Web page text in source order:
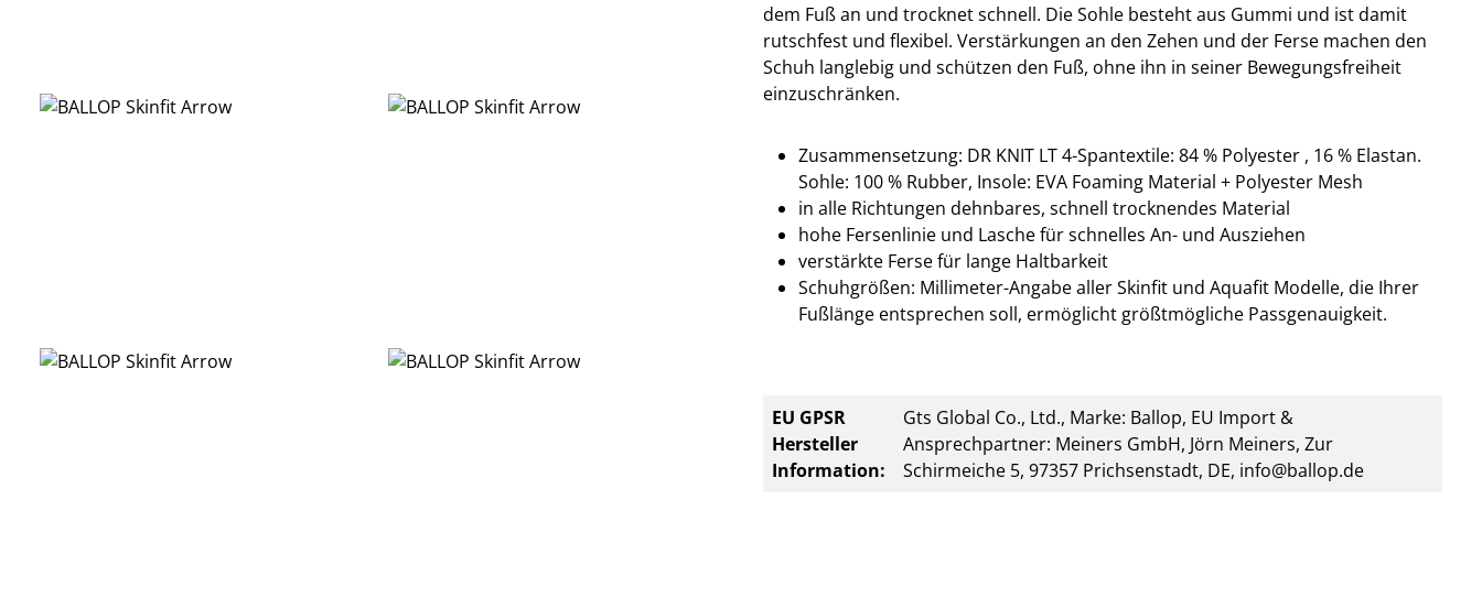
dem Fuß an und trocknet schnell. Die Sohle besteht aus Gummi und ist damit
rutschfest und flexibel. Verstärkungen an den Zehen und der Ferse machen den
Schuh langlebig und schützen den Fuß, ohne ihn in seiner Bewegungsfreiheit
einzuschränken.
Zusammensetzung: DR KNIT LT 4-Spantextile: 84 % Polyester , 16 % Elastan.
Sohle: 100 % Rubber, Insole: EVA Foaming Material + Polyester Mesh
in alle Richtungen dehnbares, schnell trocknendes Material
hohe Fersenlinie und Lasche für schnelles An- und Ausziehen
verstärkte Ferse für lange Haltbarkeit
Schuhgrößen: Millimeter-Angabe aller Skinfit und Aquafit Modelle, die Ihrer
Fußlänge entsprechen soll, ermöglicht größtmögliche Passgenauigkeit.
EU GPSR
Hersteller
Information:
Gts Global Co., Ltd., Marke: Ballop, EU Import &
Ansprechpartner: Meiners GmbH, Jörn Meiners, Zur
Schirmeiche 5, 97357 Prichsenstadt, DE, info@ballop.de